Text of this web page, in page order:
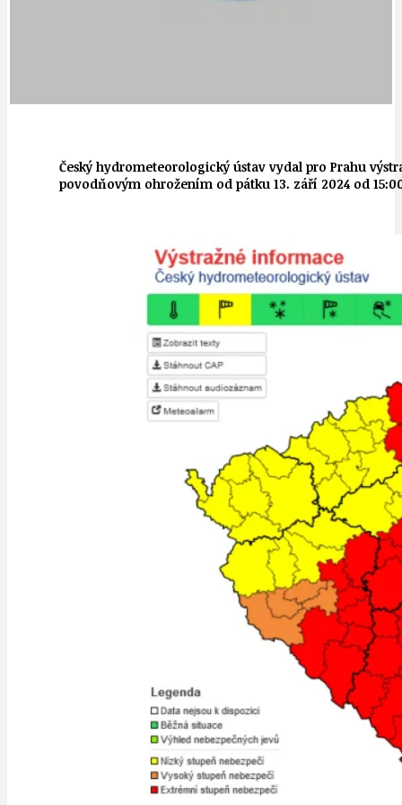
Český hydrometeorologický ústav vydal pro Prahu
povodňovým ohrožením od pátku 13. září 2024 od